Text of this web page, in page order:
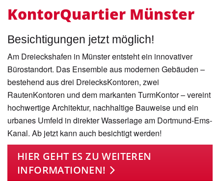
KontorQuartier Münster
Besichtigungen jetzt möglich!
Am Dreieckshafen in Münster entsteht ein innovativer
Bürostandort. Das Ensemble aus modernen Gebäuden –
bestehend aus drei Dreiecks­Kontoren, zwei
RautenKontoren und dem markanten TurmKontor – vereint
hochwertige Architektur, nachhaltige Bauweise und ein
urbanes Umfeld in direkter Wasserlage am Dortmund-Ems-
Kanal. Ab jetzt kann auch besichtigt werden!
HIER GEHT ES ZU WEITEREN
INFORMATIONEN!